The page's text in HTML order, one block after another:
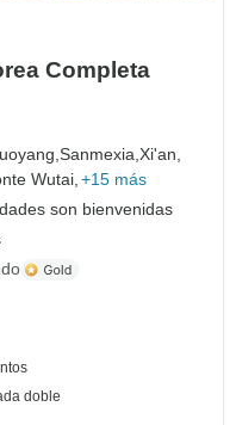
Completa
Sanmexia,Xi'an,
Wutai, +15 más
son bienvenidas
doble